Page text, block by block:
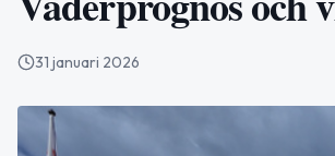
31 januari 2026